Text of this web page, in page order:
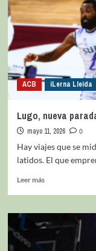
ACB iLerna Lleida
Lugo, nueva
mayo 11, 2026
0
Hay viajes que se
latidos. El que
Leer más